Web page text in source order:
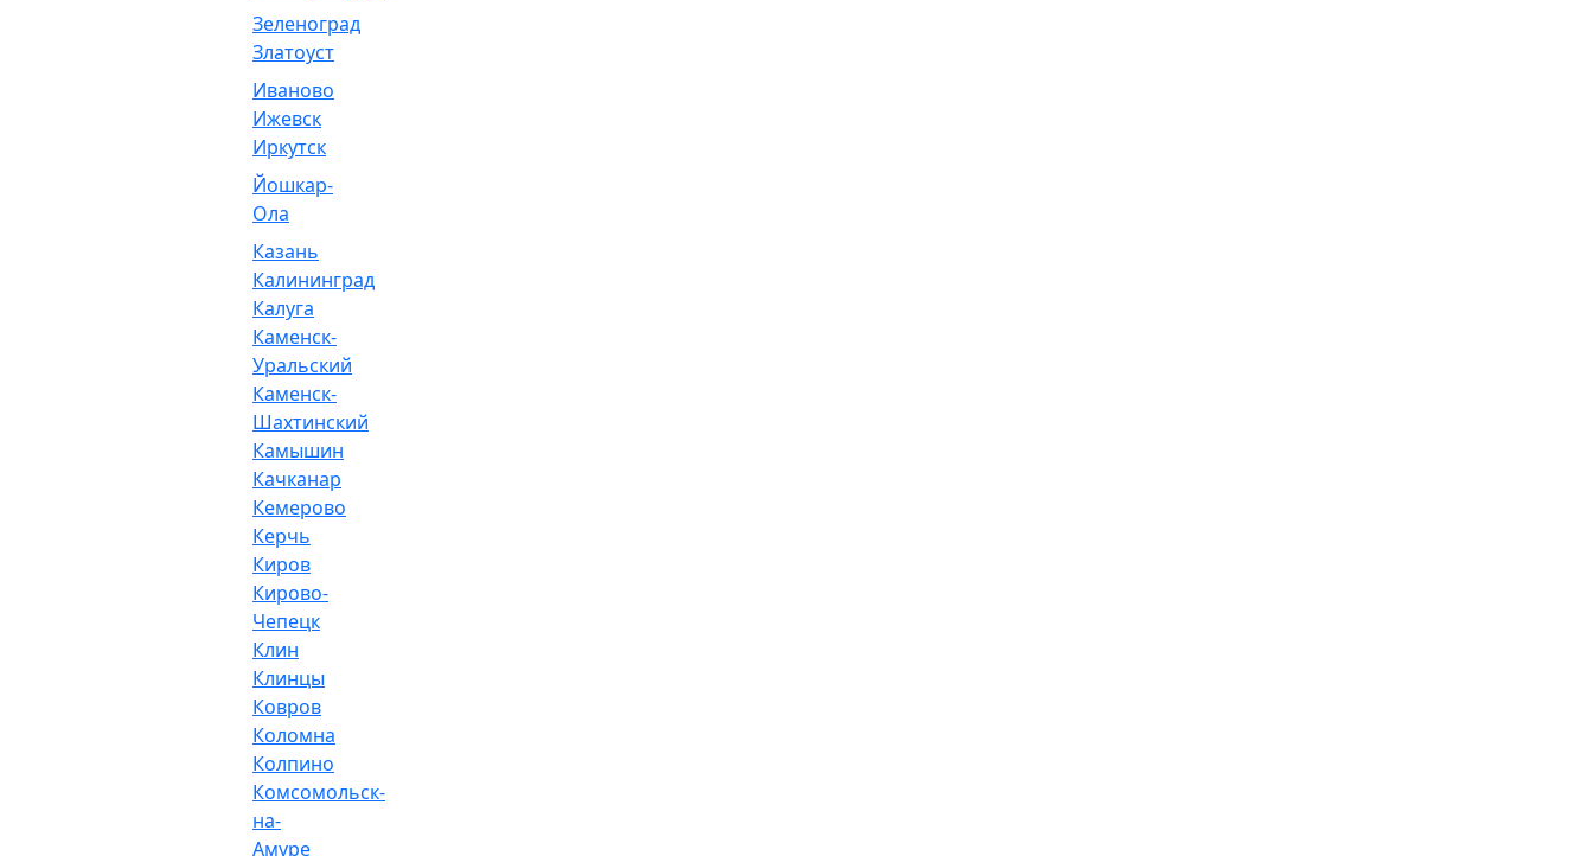
Зеленоград
Златоуст
Иваново
Ижевск
Иркутск
Йошкар-
Ола
Казань
Калининград
Калуга
Каменск-
Уральский
Каменск-
Шахтинский
Камышин
Качканар
Кемерово
Керчь
Киров
Кирово-
Чепецк
Клин
Клинцы
Ковров
Коломна
Колпино
Комсомольск-
на-
Амуре